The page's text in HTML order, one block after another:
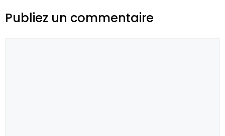
Publiez un commentaire